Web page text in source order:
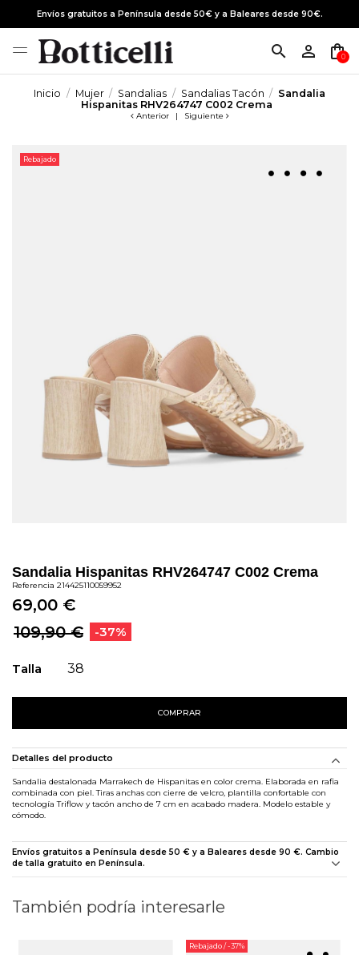
Envíos gratuitos a Península desde 50€ y a Baleares desde 90€.
search person_outline shopping_bag
0
Inicio Mujer Sandalias Sandalias Tacón
Sandalia
Hispanitas RHV264747 C002 Crema
Anterior | Siguiente
Rebajado
Sandalia Hispanitas RHV264747 C002 Crema
Referencia 214425110059952
69,00 €
109,90 €
-37%
Talla 38
COMPRAR
Detalles del producto
Sandalia destalonada Marrakech de Hispanitas en color crema. Elaborada en rafia
combinada con piel. Tiras anchas con cierre de velcro, plantilla confortable con
tecnología Triflow y tacón ancho de 7 cm en acabado madera. Modelo estable y
cómodo.
Envíos gratuitos a Península desde 50 € y a Baleares desde 90 €. Cambio
de talla gratuito en Península.
También podría interesarle
Rebajado/ -37%